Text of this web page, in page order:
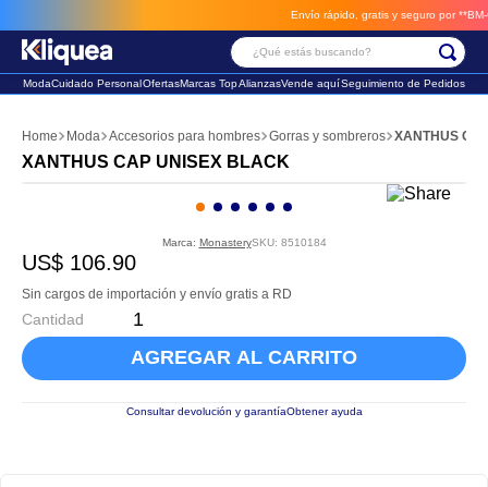
Envío rápido, gratis y seguro por **BM-
¿Qué estás buscando?
ModaCuidado PersonalOfertasMarcas TopAlianzasVende aquíSeguimiento de Pedidos
Moda Accesorios para hombres Gorras y sombreros XANTHUS
XANTHUS CAP UNISEX BLACK
Marca: MonasterySKU: 8510184
US$ 106.90
Sin cargos de importación y envío gratis a RD
Cantidad
AGREGAR AL CARRITO
Consultar devolución y garantíaObtener ayuda